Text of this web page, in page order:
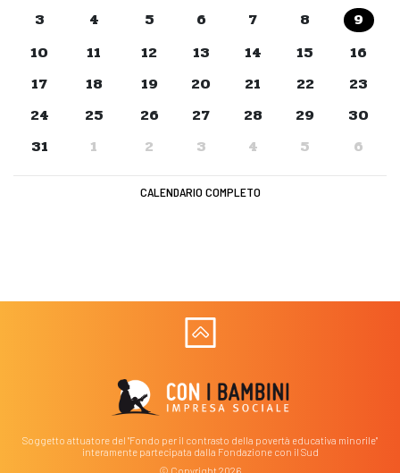
3
4 5 6 7 8
9
10
11 12 13 14 15
16
17
18 19 20 21 22
23
24
25 26 27 28 29
30
31
1 2 3 4 5 6
CALENDARIO COMPLETO
Soggetto attuatore del "Fondo per il contrasto della povertà educativa minorile"
interamente partecipata dalla Fondazione con il Sud